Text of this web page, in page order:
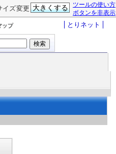
ツールの使い方
ボタンを非表示
イズ変更 大きくする
とりネット